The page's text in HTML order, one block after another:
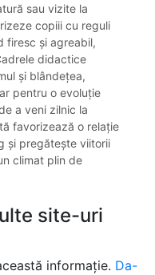
sau vizite la
copiii cu reguli
firesc și agreabil,
didactice
și blândețea,
pentru o evoluție
a veni zilnic la
favorizează o relație
și pregătește viitorii
climat plin de
site-uri
informație. Da-